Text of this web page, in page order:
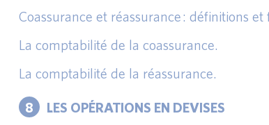
Coassurance et réassurance : définitions
La comptabilité de la coassurance.
La comptabilité de la réassurance.
8 LES OPÉRATIONS EN DEVISES